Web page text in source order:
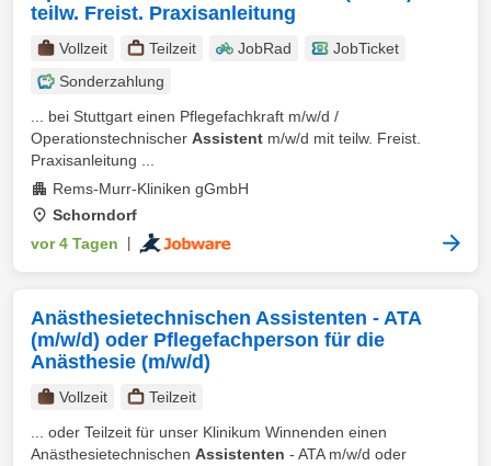
teilw. Freist. Praxisanleitung
Vollzeit Teilzeit JobRad
JobTicket
Sonderzahlung
... bei Stuttgart einen Pflegefachkraft m/w/d /
Operationstechnischer Assistent m/w/d mit teilw. Freist.
Praxisanleitung ...
Rems-Murr-Kliniken gGmbH
Schorndorf
vor 4 Tagen
Anästhesietechnischen Assistenten - ATA
(m/w/d) oder Pflegefachperson für die
Anästhesie (m/w/d)
Vollzeit
Teilzeit
... oder Teilzeit für unser Klinikum Winnenden einen
Anästhesietechnischen Assistenten - ATA m/w/d oder